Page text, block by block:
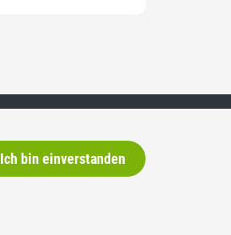
Ich bin einverstanden